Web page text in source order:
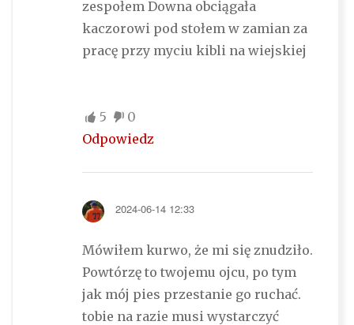
zespołem Downa obciągała
kaczorowi pod stołem w zamian za
pracę przy myciu kibli na wiejskiej
5
0
Odpowiedz
2024-06-14 12:33
Mówiłem kurwo, że mi się znudziło.
Powtórzę to twojemu ojcu, po tym
jak mój pies przestanie go ruchać.
tobie na razie musi wystarczyć